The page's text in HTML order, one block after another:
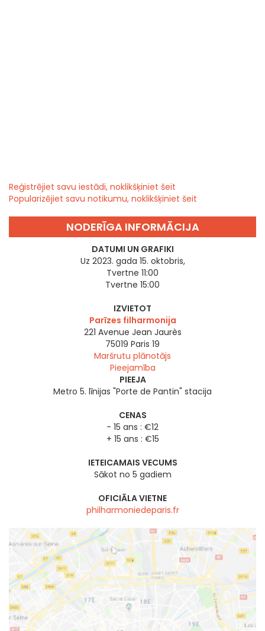
Reģistrējiet savu iestādi, noklikšķiniet šeit
Popularizējiet savu notikumu, noklikšķiniet šeit
NODERĪGA INFORMĀCIJA
DATUMI UN GRAFIKI
Uz 2023. gada 15. oktobris,
Tvertne 11:00
Tvertne 15:00
IZVIETOT
Parīzes filharmonija
221 Avenue Jean Jaurès
75019 Paris 19
Maršrutu plānotājs
Pieejamība
PIEEJA
Metro 5. līnijas "Porte de Pantin" stacija
CENAS
- 15 ans : €12
+ 15 ans : €15
IETEICAMAIS VECUMS
Sākot no 5 gadiem
OFICIĀLA VIETNE
philharmoniedeparis.fr